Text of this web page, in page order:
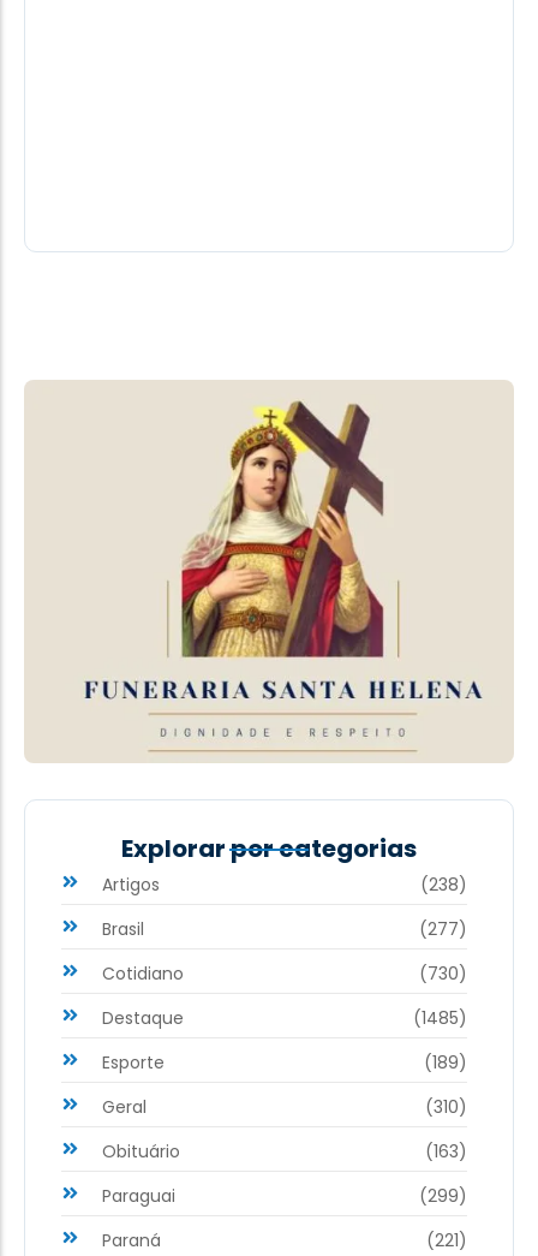
Explorar por categorias
Artigos
(238)
Brasil
(277)
Cotidiano
(730)
Destaque
(1485)
Esporte
(189)
Geral
(310)
Obituário
(163)
Paraguai
(299)
Paraná
(221)